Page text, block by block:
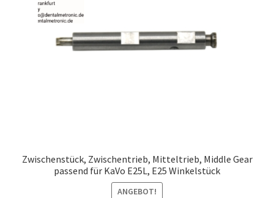
Zwischenstück, Zwischentrieb, Mitteltrieb, Middle Gear
passend für KaVo E25L, E25 Winkelstück
ANGEBOT!